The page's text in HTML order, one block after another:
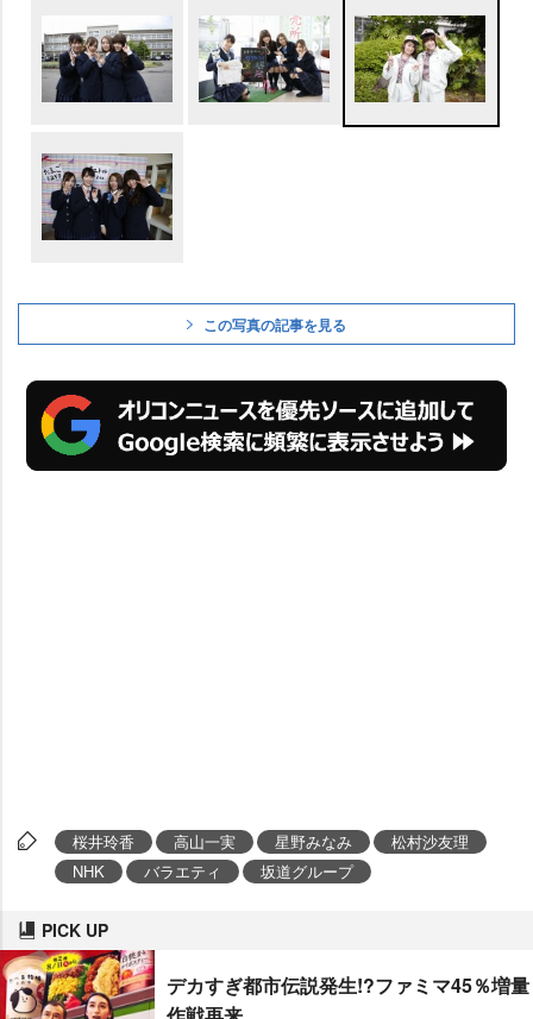
この写真の記事を見る
桜井玲香 高山一実 星野みなみ
松村沙友理
NHK
バラエティ 坂道グループ
PICK UP
デカすぎ都市伝説発生!?ファミマ45％増量